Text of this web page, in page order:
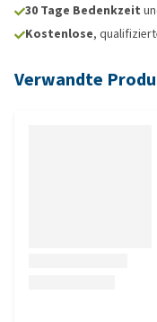
30 Tage Bedenkzeit
Kostenlose,
Verwandte